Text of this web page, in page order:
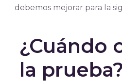
debemos mejorar para la
¿Cuándo
la prueba?